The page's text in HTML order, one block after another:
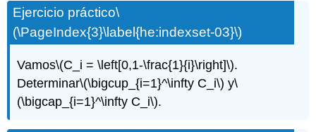
Ejercicio práctico\
(\PageIndex{3}\label{he:indexset-03}\)
Vamos\(C_i = \left[0,1-\frac{1}{i}\right]\).
Determinar\(\bigcup_{i=1}^\infty C_i\) y\
(\bigcap_{i=1}^\infty C_i\).